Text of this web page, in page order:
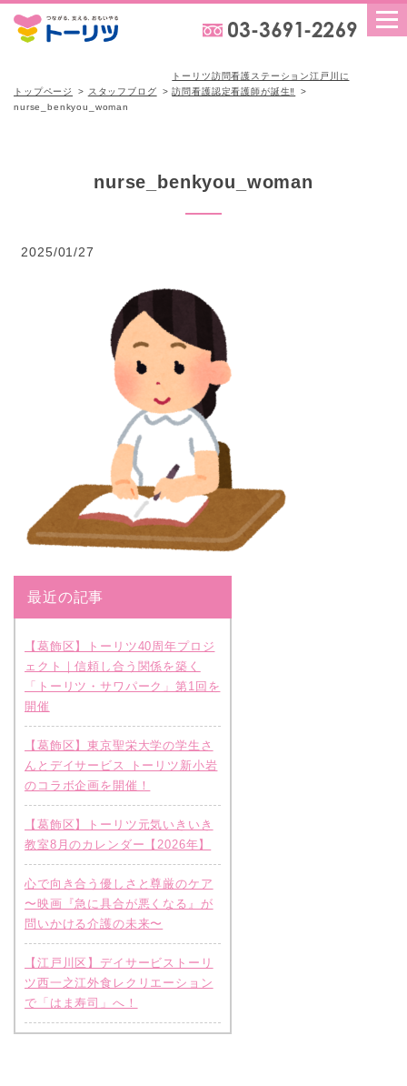
トップページ スタッフブログ
トーリツ訪問看護ステーション江戸川に
訪問看護認定看護師が誕生‼
nurse_benkyou_woman
nurse_benkyou_woman
2025/01/27
最近の記事
【葛飾区】トーリツ40周年プロジ
ェクト｜信頼し合う関係を築く
「トーリツ・サワパーク」第1回を
開催
【葛飾区】東京聖栄大学の学生さ
んとデイサービス トーリツ新小岩
のコラボ企画を開催！
【葛飾区】トーリツ元気いきいき
教室8月のカレンダー【2026年】
心で向き合う優しさと尊厳のケア
〜映画『急に具合が悪くなる』が
問いかける介護の未来〜
【江戸川区】デイサービストーリ
ツ西一之江外食レクリエーション
で「はま寿司」へ！